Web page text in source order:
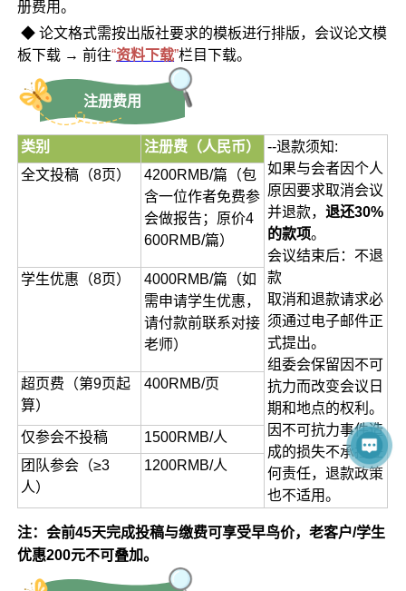
册费用。
◆ 论文格式需按出版社要求的模板进行排版，会议论文模
板下载 → 前往“资料下载”栏目下载。
注册费用
类别 注册费（人民币）
--退款须知:
如果与会者因个人
原因要求取消会议
并退款，退还30%
的款项。
会议结束后：不退
款
取消和退款请求必
须通过电子邮件正
式提出。
组委会保留因不可
抗力而改变会议日
期和地点的权利。
因不可抗力事件造
成的损失不承担任
何责任，退款政策
也不适用。
全文投稿（8页）
4200RMB/篇（包
含一位作者免费参
会做报告；原价4
600RMB/篇）
学生优惠（8页）
4000RMB/篇（如
需申请学生优惠，
请付款前联系对接
老师）
超页费（第9页起
算）
400RMB/页
仅参会不投稿
1500RMB/人
团队参会（≥3
人）
1200RMB/人
注：会前45天完成投稿与缴费可享受早鸟价，老客户/学生
优惠200元不可叠加。